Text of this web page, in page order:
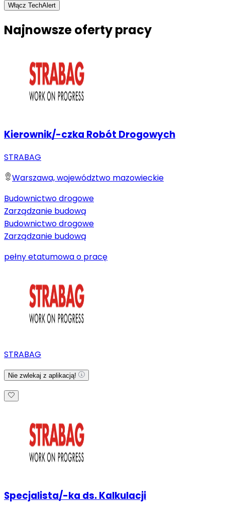
Włącz TechAlert
Najnowsze oferty pracy
Kierownik/-czka Robót Drogowych
STRABAG
Warszawa, województwo mazowieckie
Budownictwo drogowe
Zarządzanie budową
Budownictwo drogowe
Zarządzanie budową
pełny etatumowa o pracę
STRABAG
Nie zwlekaj z aplikacją!
Specjalista/-ka ds. Kalkulacji